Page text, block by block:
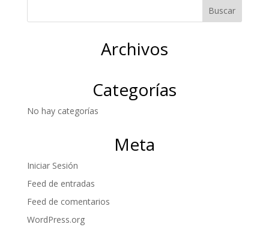
Archivos
Categorías
No hay categorías
Meta
Iniciar Sesión
Feed de entradas
Feed de comentarios
WordPress.org